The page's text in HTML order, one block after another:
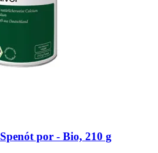
Spenót por -​ Bio, 210 g